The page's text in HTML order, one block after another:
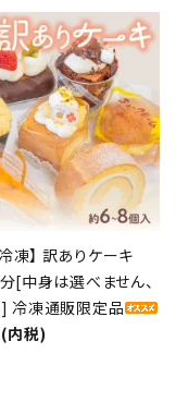
冷凍】 訳ありケーキ
[中身は選べません、
冷凍通販限定品
内税)